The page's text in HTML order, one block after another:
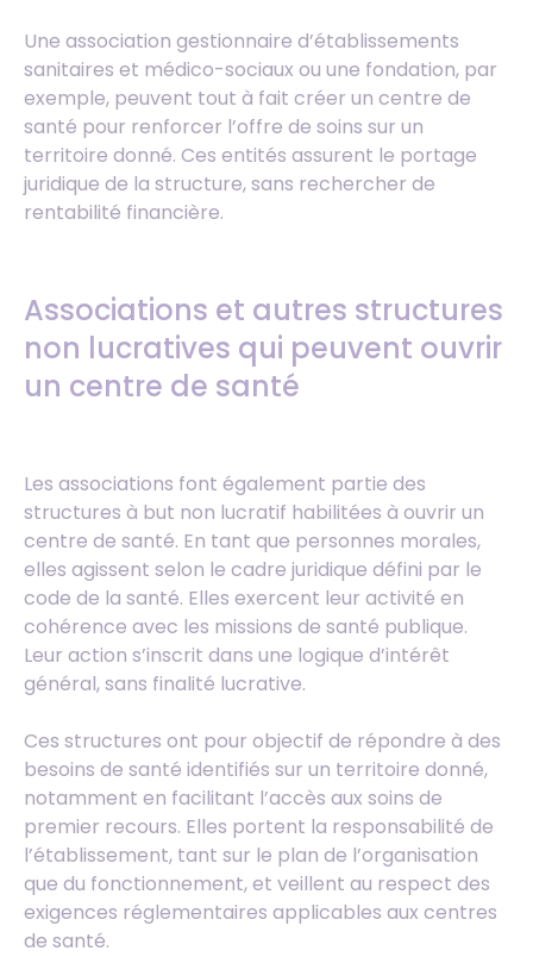
Une association gestionnaire d’établissements
sanitaires et médico-sociaux ou une fondation, par
exemple, peuvent tout à fait créer un centre de
santé pour renforcer l’offre de soins sur un
territoire donné. Ces entités assurent le portage
juridique de la structure, sans rechercher de
rentabilité financière.
Associations et autres structures
non lucratives qui peuvent ouvrir
un centre de santé
Les associations font également partie des
structures à but non lucratif habilitées à ouvrir un
centre de santé. En tant que personnes morales,
elles agissent selon le cadre juridique défini par le
code de la santé. Elles exercent leur activité en
cohérence avec les missions de santé publique.
Leur action s’inscrit dans une logique d’intérêt
général, sans finalité lucrative.
Ces structures ont pour objectif de répondre à des
besoins de santé identifiés sur un territoire donné,
notamment en facilitant l’accès aux soins de
premier recours. Elles portent la responsabilité de
l’établissement, tant sur le plan de l’organisation
que du fonctionnement, et veillent au respect des
exigences réglementaires applicables aux centres
de santé.